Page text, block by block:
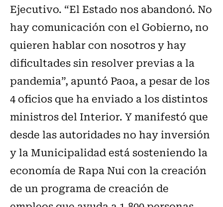
Ejecutivo. “El Estado nos abandonó. No
hay comunicación con el Gobierno, no
quieren hablar con nosotros y hay
dificultades sin resolver previas a la
pandemia”, apuntó Paoa, a pesar de los
4 oficios que ha enviado a los distintos
ministros del Interior. Y manifestó que
desde las autoridades no hay inversión
y la Municipalidad está sosteniendo la
economía de Rapa Nui con la creación
de un programa de creación de